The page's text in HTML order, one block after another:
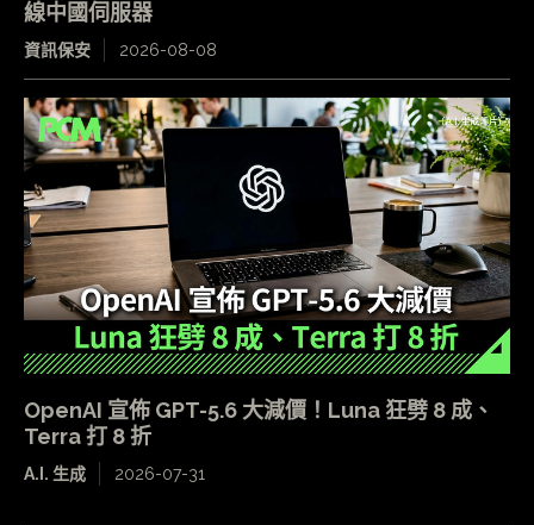
線中國伺服器
資訊保安 2026-08-08
OpenAI 宣佈 GPT-5.6 大減價！Luna 狂劈 8 成、
Terra 打 8 折
A.I. 生成 2026-07-31